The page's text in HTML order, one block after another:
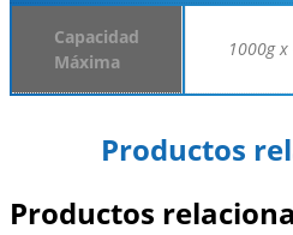
Capacidad
Máxima
1000g
Productos
Productos